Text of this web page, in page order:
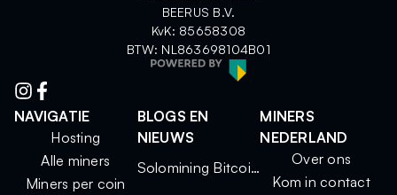
BEERUS B.V.
KvK: 85658308
BTW: NL863698104B01
NAVIGATIE
Hosting
Alle miners
Miners per coin
BLOGS EN
NIEUWS
Solomining Bitcoin 2025: kleine miners, grote kansen
MINERS
NEDERLAND
Over ons
Kom in contact